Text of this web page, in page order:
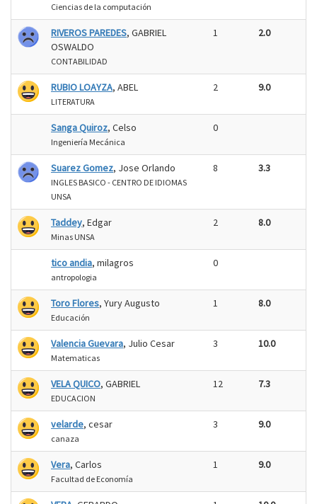
Ciencias de la computación
RIVEROS PAREDES, GABRIEL
OSWALDO
CONTABILIDAD
1 2.0
RUBIO LOAYZA, ABEL
LITERATURA
2 9.0
Sanga Quiroz, Celso
Ingeniería Mecánica
0
Suarez Gomez, Jose Orlando
INGLES BASICO - CENTRO DE IDIOMAS
UNSA
8 3.3
Taddey, Edgar
Minas UNSA
2 8.0
tico andia, milagros
antropologia
0
Toro Flores, Yury Augusto
Educación
1 8.0
Valencia Guevara, Julio Cesar
Matematicas
3 10.0
VELA QUICO, GABRIEL
EDUCACION
12 7.3
velarde, cesar
canaza
3 9.0
Vera, Carlos
Facultad de Economía
1 9.0